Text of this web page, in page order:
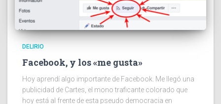
DELIRIO
Facebook, y los «me gusta»
Hoy aprendí algo importante de Facebook. Me llegó una
publicidad de Cartes, el mono traficante colorado que
hoy está al frente de esta pseudo democracia en